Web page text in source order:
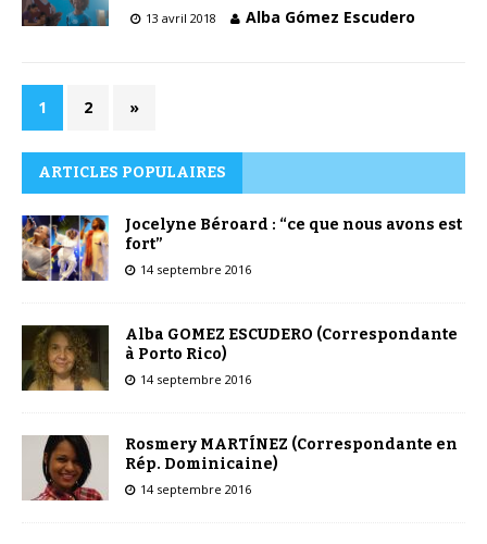
13 avril 2018 Alba Gómez Escudero
1 2 »
ARTICLES POPULAIRES
Jocelyne Béroard : “ce que nous avons est
fort”
14 septembre 2016
Alba GOMEZ ESCUDERO (Correspondante
à Porto Rico)
14 septembre 2016
Rosmery MARTÍNEZ (Correspondante en
Rép. Dominicaine)
14 septembre 2016